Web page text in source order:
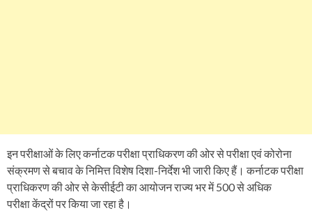
इन परीक्षाओं के लिए कर्नाटक परीक्षा प्राधिकरण की ओर से परीक्षा एवं कोरोना
संक्रमण से बचाव के निमित्त विशेष दिशा-निर्देश भी जारी किए हैं। कर्नाटक परीक्षा
प्राधिकरण की ओर से केसीईटी का आयोजन राज्य भर में 500 से अधिक
परीक्षा केंद्रों पर किया जा रहा है।